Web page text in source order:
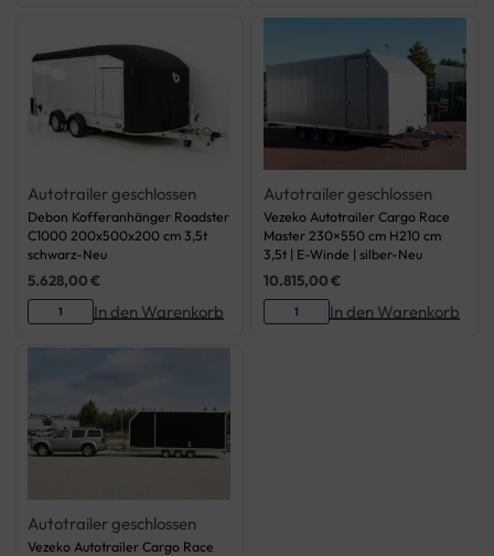
Autotrailer geschlossen
Debon Kofferanhänger Roadster
C1000 200x500x200 cm 3,5t
schwarz-Neu
5.628,00€
In den Warenkorb
Autotrailer geschlossen
Vezeko Autotrailer Cargo Race
Master 230×550 cm H210 cm
3,5t | E-Winde | silber-Neu
10.815,00€
In den Warenkorb
Autotrailer geschlossen
Vezeko Autotrailer Cargo Race